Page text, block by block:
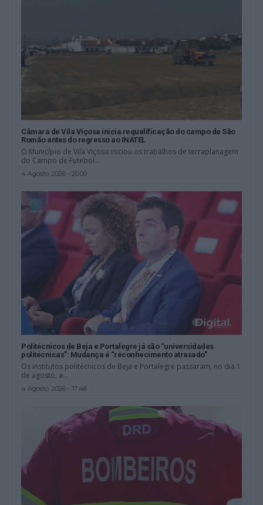
Câmara de Vila Viçosa inicia requalificação do campo de São
Romão antes do regresso ao INATEL
O Município de Vila Viçosa iniciou os trabalhos de terraplanagem
do Campo de Futebol...
4 Agosto, 2026 - 20:00
Politécnicos de Beja e Portalegre já são “universidades
politécnicas”: Mudança é “reconhecimento atrasado”
Os institutos politécnicos de Beja e Portalegre passaram, no dia 1
de agosto, a...
4 Agosto, 2026 - 17:46